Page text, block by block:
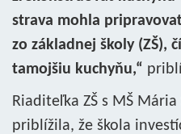
strava mohla
zo základnej školy (ZŠ),
tamojšiu kuchyňu,“
Riaditeľka ZŠ s MŠ
priblížila, že škola